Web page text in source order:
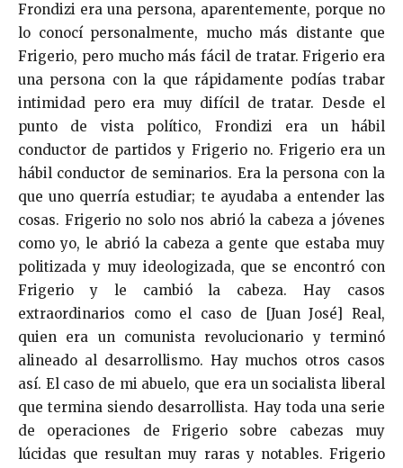
Frondizi era una persona, aparentemente, porque no
lo conocí personalmente, mucho más distante que
Frigerio, pero mucho más fácil de tratar. Frigerio era
una persona con la que rápidamente podías trabar
intimidad pero era muy difícil de tratar. Desde el
punto de vista político, Frondizi era un hábil
conductor de partidos y Frigerio no. Frigerio era un
hábil conductor de seminarios. Era la persona con la
que uno querría estudiar; te ayudaba a entender las
cosas. Frigerio no solo nos abrió la cabeza a jóvenes
como yo, le abrió la cabeza a gente que estaba muy
politizada y muy ideologizada, que se encontró con
Frigerio y le cambió la cabeza. Hay casos
extraordinarios como el caso de [Juan José] Real,
quien era un comunista revolucionario y terminó
alineado al desarrollismo. Hay muchos otros casos
así. El caso de mi abuelo, que era un socialista liberal
que termina siendo desarrollista. Hay toda una serie
de operaciones de Frigerio sobre cabezas muy
lúcidas que resultan muy raras y notables. Frigerio